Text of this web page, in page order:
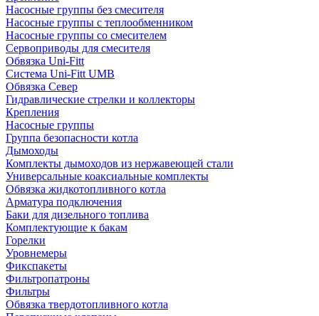
Насосные группы без смесителя
Насосные группы с теплообменником
Насосные группы со смесителем
Сервоприводы для смесителя
Обвязка Uni-Fitt
Система Uni-Fitt UMB
Обвязка Север
Гидравлические стрелки и коллекторы
Крепления
Насосные группы
Группа безопасности котла
Дымоходы
Комплекты дымоходов из нержавеющей стали
Универсальные коаксиальные комплекты
Обвязка жидкотопливного котла
Арматура подключения
Баки для дизельного топлива
Комплектующие к бакам
Горелки
Уровнемеры
Фикспакеты
Фильтропатроны
Фильтры
Обвязка твердотопливного котла